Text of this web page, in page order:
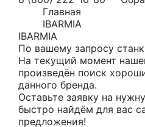
Главная
IBARMIA
IBARMIA
По вашему запросу
На текущий момент
произведён поиск
данного бренда.
Оставьте заявку на
быстро найдём для вас
предложения!